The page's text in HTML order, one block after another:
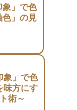
」で色
」の見
象」で色
味方にす
術～